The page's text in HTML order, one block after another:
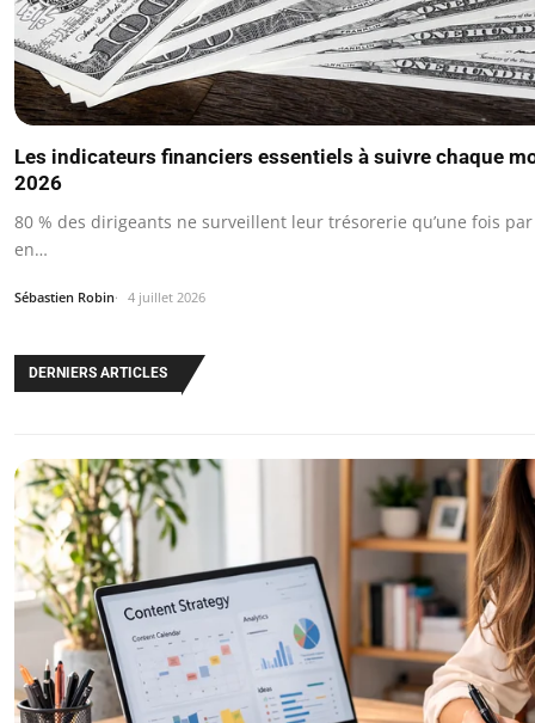
Les indicateurs financiers essentiels à suivre chaque
2026
80 % des dirigeants ne surveillent leur trésorerie qu’une fois
en…
Sébastien Robin 4 juillet 2026
DERNIERS ARTICLES